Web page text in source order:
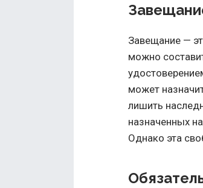
Завещание —
можно
может
лишить
назначенных
Однако эта